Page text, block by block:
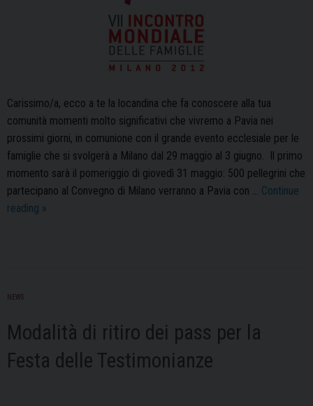
Carissimo/a, ecco a te la locandina che fa conoscere alla tua
comunità momenti molto significativi che vivremo a Pavia nei
prossimi giorni, in comunione con il grande evento ecclesiale per le
famiglie che si svolgerà a Milano dal 29 maggio al 3 giugno. Il primo
momento sarà il pomeriggio di giovedì 31 maggio: 500 pellegrini che
partecipano al Convegno di Milano verranno a Pavia con … Continue
reading Momenti
VII
Mondiale
»
NEWS
Modalità di ritiro dei pass per la
Festa delle Testimonianze